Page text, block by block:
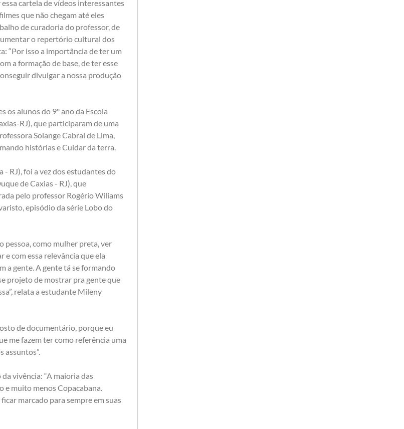
cartela de vídeos interessantes
que não chegam até eles
de curadoria do professor, de
o repertório cultural dos
“Por isso a importância de ter um
a formação de base, de ter esse
divulgar a nossa produção
os alunos do 9º ano da Escola
RJ), que participaram de uma
Solange Cabral de Lima,
histórias e Cuidar da terra.
RJ), foi a vez dos estudantes do
de Caxias - RJ), que
pelo professor Rogério Wiliams
episódio da série Lobo do
pessoa, como mulher preta, ver
e com essa relevância que ela
a gente. A gente tá se formando
projeto de mostrar pra gente que
relata a estudante Mileny
de documentário, porque eu
me fazem ter como referência uma
assuntos”.
vivência: “A maioria das
e muito menos Copacabana.
marcado para sempre em suas